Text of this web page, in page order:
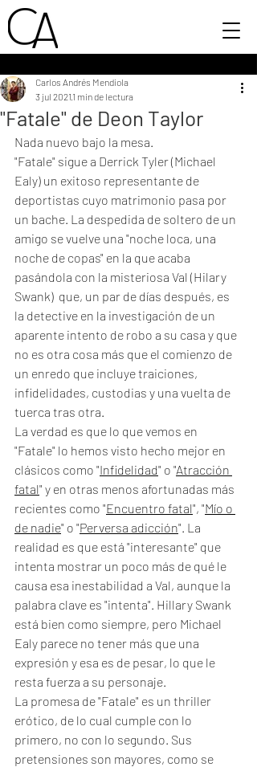
"Fatale" de Deon Taylor
Carlos Andrés Mendiola
3 jul 2021 1 min de lectura
Nada nuevo bajo la mesa.
"Fatale" sigue a Derrick Tyler (Michael
Ealy) un exitoso representante de
deportistas cuyo matrimonio pasa por
un bache. La despedida de soltero de un
amigo se vuelve una "noche loca, una
noche de copas" en la que acaba
pasándola con la misteriosa Val (Hilary
Swank)  que, un par de días después, es
la detective en la investigación de un
aparente intento de robo a su casa y que
no es otra cosa más que el comienzo de
un enredo que incluye traiciones,
infidelidades, custodias y una vuelta de
tuerca tras otra.
La verdad es que lo que vemos en
"Fatale" lo hemos visto hecho mejor en
clásicos como "Infidelidad" o "Atracción
fatal" y en otras menos afortunadas más
recientes como "Encuentro fatal", "Mío o
de nadie" o "Perversa adicción". La
realidad es que está "interesante" que
intenta mostrar un poco más de qué le
causa esa inestabilidad a Val, aunque la
palabra clave es "intenta". Hillary Swank
está bien como siempre, pero Michael
Ealy parece no tener más que una
expresión y esa es de pesar, lo que le
resta fuerza a su personaje.
La promesa de "Fatale" es un thriller
erótico, de lo cual cumple con lo
primero, no con lo segundo. Sus
pretensiones son mayores, como se